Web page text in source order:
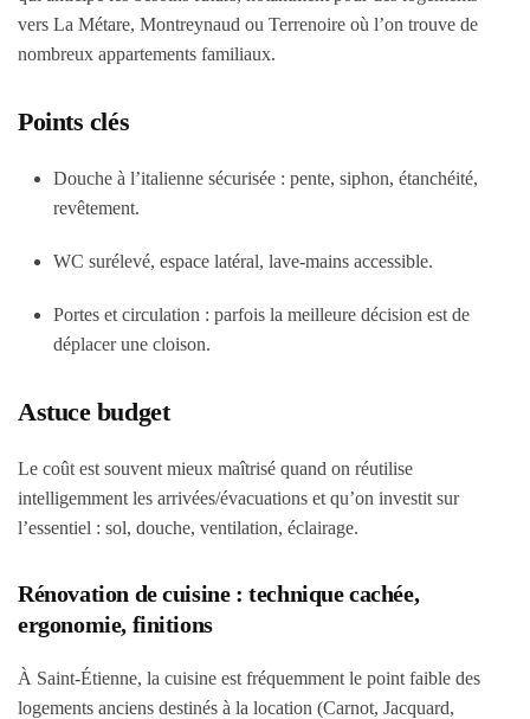
vers La Métare, Montreynaud ou Terrenoire où l’on trouve de
nombreux appartements familiaux.
Points clés
Douche à l’italienne sécurisée : pente, siphon, étanchéité,
revêtement.
WC surélevé, espace latéral, lave-mains accessible.
Portes et circulation : parfois la meilleure décision est de
déplacer une cloison.
Astuce budget
Le coût est souvent mieux maîtrisé quand on réutilise
intelligemment les arrivées/évacuations et qu’on investit sur
l’essentiel : sol, douche, ventilation, éclairage.
Rénovation de cuisine : technique cachée,
ergonomie, finitions
À Saint-Étienne, la cuisine est fréquemment le point faible des
logements anciens destinés à la location (Carnot, Jacquard,